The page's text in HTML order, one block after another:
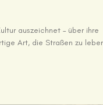
auszeichnet – über ihre
Art, die Straßen zu